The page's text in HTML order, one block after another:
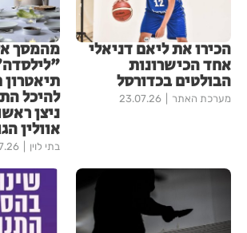
הכירו את ליאם דניאלי
אחד הכישרונות
הבולטים בכדורסל
מערכת האתר 23.07.26
מהמסך
להיכל
ניצן
אוולין
בתי לוין